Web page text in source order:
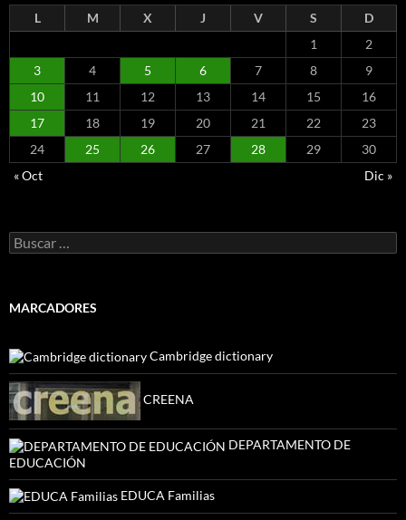
L M X J V S
D
1
2
3
4 5 6 7 8
9
10
11 12 13 14 15
16
17
18 19 20 21 22
23
24
25 26 27 28 29
30
« Oct
Dic »
Buscar:
MARCADORES
Cambridge dictionary
CREENA
DEPARTAMENTO DE
EDUCACIÓN
EDUCA Familias